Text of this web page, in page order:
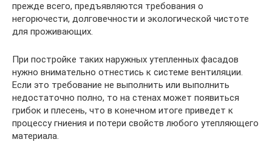
прежде всего, предъявляются требования о
негорючести, долговечности и экологической чистоте
для проживающих.
При постройке таких наружных утепленных фасадов
нужно внимательно отнестись к системе вентиляции.
Если это требование не выполнить или выполнить
недостаточно полно, то на стенах может появиться
грибок и плесень, что в конечном итоге приведет к
процессу гниения и потери свойств любого утепляющего
материала.